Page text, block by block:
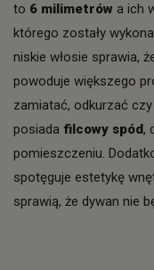
to 6 milimetrów a ich
którego zostały
niskie włosie sprawia,
powoduje większego
zamiatać, odkurzać
posiada filcowy spód,
pomieszczeniu.
spotęguje estetykę
sprawią, że dywan nie